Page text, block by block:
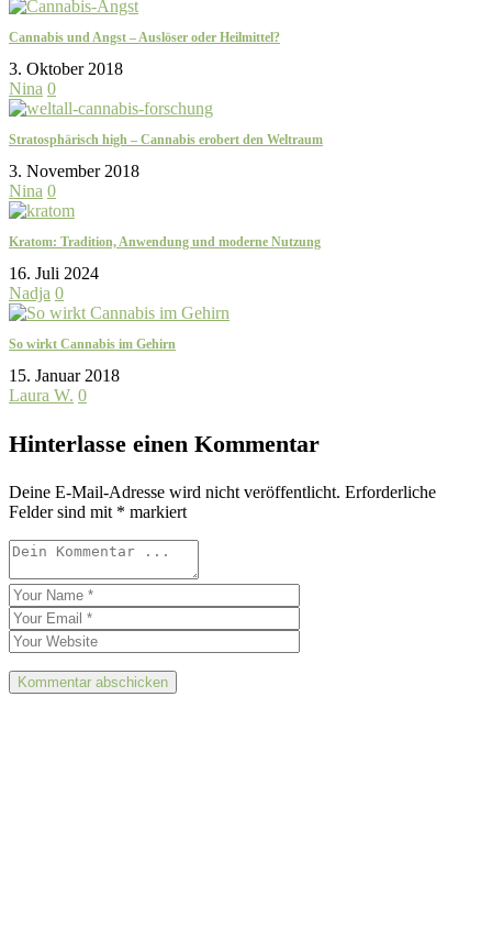
Cannabis und Angst – Auslöser oder Heilmittel?
3. Oktober 2018
Nina 0
Stratosphärisch high – Cannabis erobert den Weltraum
3. November 2018
Nina 0
Kratom: Tradition, Anwendung und moderne Nutzung
16. Juli 2024
Nadja 0
So wirkt Cannabis im Gehirn
15. Januar 2018
Laura W. 0
Hinterlasse einen Kommentar
Deine E-Mail-Adresse wird nicht veröffentlicht. Erforderliche
Felder sind mit * markiert